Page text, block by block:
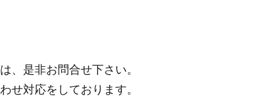
、是非お問合せ下さい。
せ対応をしております。